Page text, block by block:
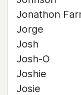
Jonathon
Jorge
Josh
Josh-O
Joshie
Josie